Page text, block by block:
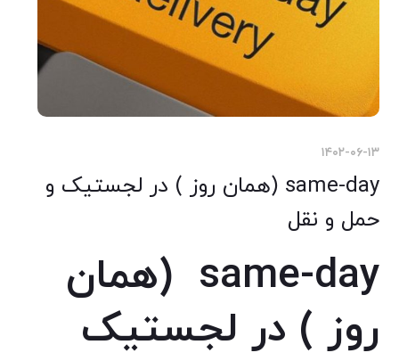
۱۴۰۲-۰۶-۱۳
same-day (همان روز ) در لجستیک و
حمل و نقل
same-day (همان
روز ) در لجستیک